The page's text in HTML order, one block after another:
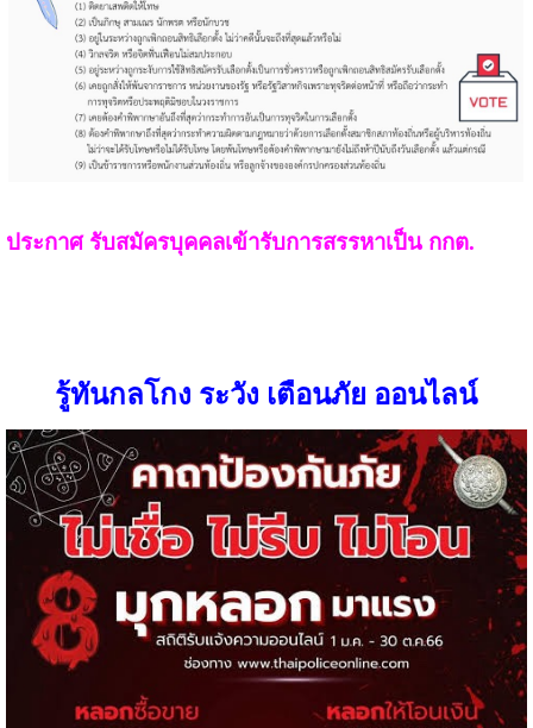
ประกาศ รับสมัครบุคคลเข้ารับการสรรหาเป็น กกต.
รู้ทันกลโกง ระวัง เตือนภัย ออนไลน์